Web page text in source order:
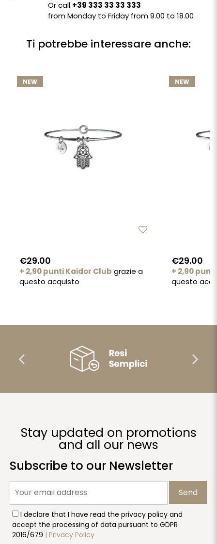
Or call +39 333 33 33 333
from Monday to Friday from 9.00 to 18.00
Ti potrebbe interessare anche:
NEW
€29.00
+ 2,90 punti Kaidor Club grazie a
questo acquisto
NEW
€29.00
+ 2,90
questo
Stay updated on promotions
and all our news
Subscribe to our Newsletter
Send
I declare that I have read the privacy policy and
accept the processing of data pursuant to GDPR
2016/679 | Privacy Policy